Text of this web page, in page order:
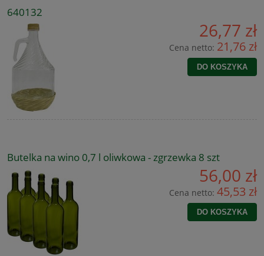
640132
26,77 zł
Cena netto: 21,76 zł
DO KOSZYKA
Butelka na wino 0,7 l oliwkowa - zgrzewka 8 szt
56,00 zł
Cena netto: 45,53 zł
DO KOSZYKA